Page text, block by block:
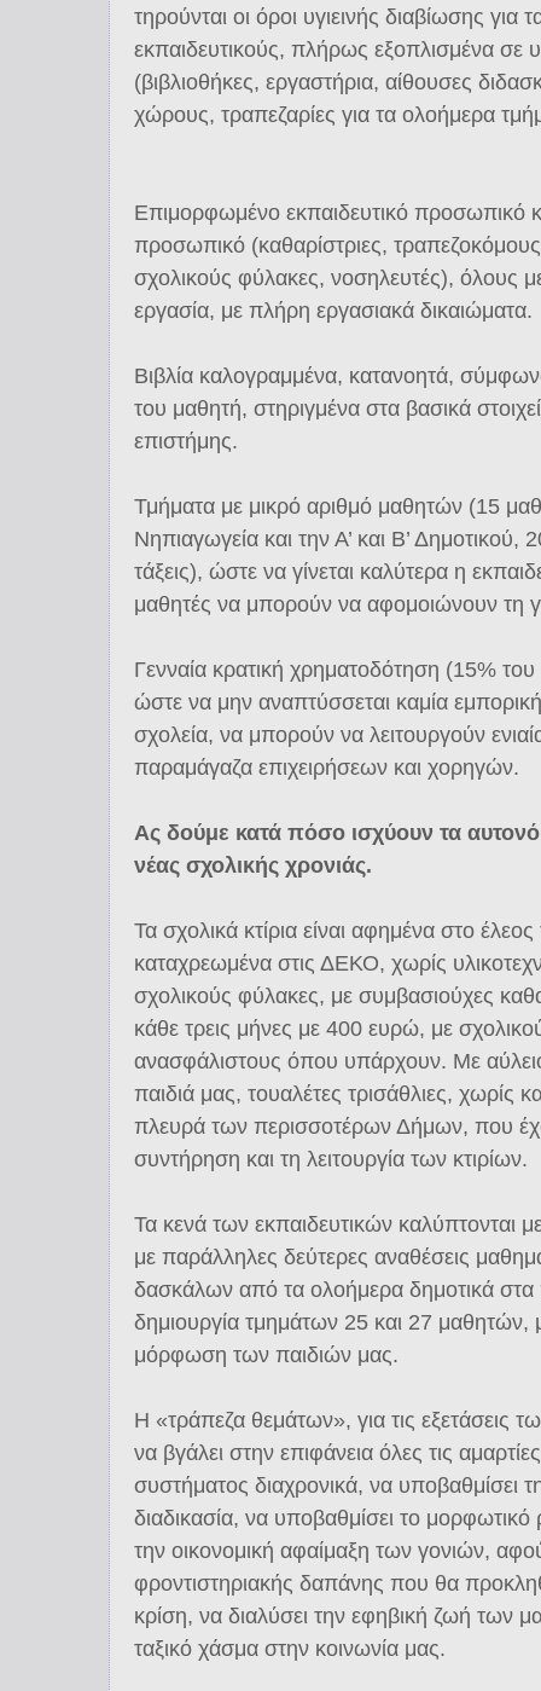
τηρούνται οι όροι υγιεινής διαβίωσης για
εκπαιδευτικούς, πλήρως εξοπλισμένα σε
(βιβλιοθήκες, εργαστήρια, αίθουσες
χώρους, τραπεζαρίες για τα ολοήμερα
Επιμορφωμένο εκπαιδευτικό προσωπικό
προσωπικό (καθαρίστριες,
σχολικούς φύλακες, νοσηλευτές), όλους
εργασία, με πλήρη εργασιακά δικαιώματα.
Βιβλία καλογραμμένα, κατανοητά,
του μαθητή, στηριγμένα στα βασικά
επιστήμης.
Τμήματα με μικρό αριθμό μαθητών (15
Νηπιαγωγεία και την Α’ και Β’ Δημοτικού,
τάξεις), ώστε να γίνεται καλύτερα η
μαθητές να μπορούν να αφομοιώνουν τη
Γενναία κρατική χρηματοδότηση (15%
ώστε να μην αναπτύσσεται καμία
σχολεία, να μπορούν να λειτουργούν
παραμάγαζα επιχειρήσεων και χορηγών.
Ας δούμε κατά πόσο ισχύουν τα
νέας σχολικής χρονιάς.
Τα σχολικά κτίρια είναι αφημένα στο
καταχρεωμένα στις ΔΕΚΟ, χωρίς
σχολικούς φύλακες, με συμβασιούχες
κάθε τρεις μήνες με 400 ευρώ, με
ανασφάλιστους όπου υπάρχουν. Με
παιδιά μας, τουαλέτες τρισάθλιες, χωρίς
πλευρά των περισσοτέρων Δήμων, που
συντήρηση και τη λειτουργία των κτιρίων.
Τα κενά των εκπαιδευτικών
με παράλληλες δεύτερες αναθέσεις
δασκάλων από τα ολοήμερα δημοτικά στα
δημιουργία τμημάτων 25 και 27 μαθητών,
μόρφωση των παιδιών μας.
Η «τράπεζα θεμάτων», για τις εξετάσεις
να βγάλει στην επιφάνεια όλες τις
συστήματος διαχρονικά, να υποβαθμίσει
διαδικασία, να υποβαθμίσει το μορφωτικό
την οικονομική αφαίμαξη των γονιών,
φροντιστηριακής δαπάνης που θα
κρίση, να διαλύσει την εφηβική ζωή των
ταξικό χάσμα στην κοινωνία μας.